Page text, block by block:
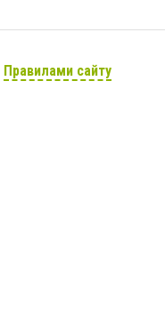
Правилами сайту